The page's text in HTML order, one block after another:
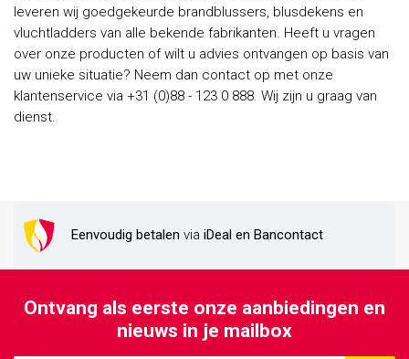
leveren wij goedgekeurde brandblussers, blusdekens en
vluchtladders van alle bekende fabrikanten. Heeft u vragen
over onze producten of wilt u advies ontvangen op basis van
uw unieke situatie? Neem dan contact op met onze
klantenservice via +31 (0)88 - 123 0 888. Wij zijn u graag van
dienst.
Eenvoudig betalen via iDeal en Bancontact
Ontvang als eerste onze aanbiedingen en
nieuws in je mailbox